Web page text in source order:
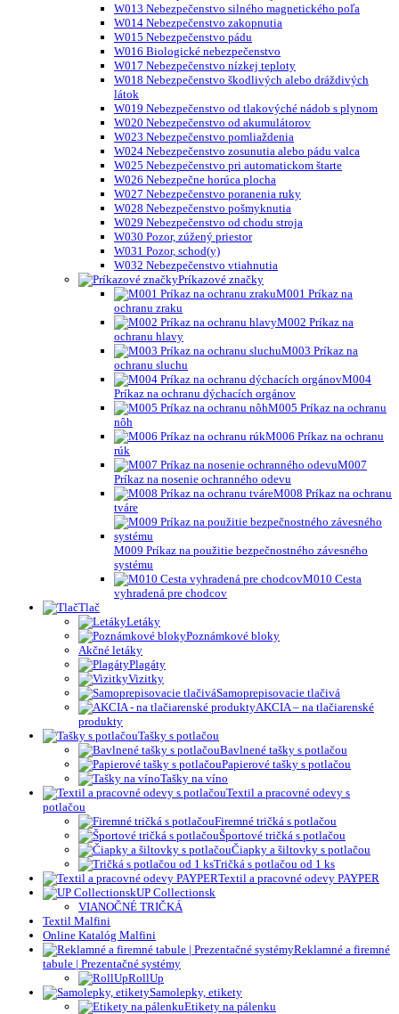
W013 Nebezpečenstvo silného magnetického poľa
W014 Nebezpečenstvo zakopnutia
W015 Nebezpečenstvo pádu
W016 Biologické nebezpečenstvo
W017 Nebezpečenstvo nízkej teploty
W018 Nebezpečenstvo škodlivých alebo dráždivých
látok
W019 Nebezpečenstvo od tlakovýché nádob s plynom
W020 Nebezpečenstvo od akumulátorov
W023 Nebezpečenstvo pomliaždenia
W024 Nebezpečenstvo zosunutia alebo pádu valca
W025 Nebezpečenstvo pri automatickom štarte
W026 Nebezpečne horúca plocha
W027 Nebezpečenstvo poranenia ruky
W028 Nebezpečenstvo pošmyknutia
W029 Nebezpečenstvo od chodu stroja
W030 Pozor, zúžený priestor
W031 Pozor, schod(y)
W032 Nebezpečenstvo vtiahnutia
Príkazové značky
M001 Príkaz na
ochranu zraku
M002 Príkaz na
ochranu hlavy
M003 Príkaz na
ochranu sluchu
M004
Príkaz na ochranu dýchacích orgánov
M005 Príkaz na ochranu
nôh
M006 Príkaz na ochranu
rúk
M007
Príkaz na nosenie ochranného odevu
M008 Príkaz na ochranu
tváre
M009 Príkaz na použitie bezpečnostného závesného
systému
M010 Cesta
vyhradená pre chodcov
Tlač
Letáky
Poznámkové bloky
Akčné letáky
Plagáty
Vizitky
Samoprepisovacie tlačivá
AKCIA – na tlačiarenské
produkty
Tašky s potlačou
Bavlnené tašky s potlačou
Papierové tašky s potlačou
Tašky na víno
Textil a pracovné odevy s
potlačou
Firemné tričká s potlačou
Športové tričká s potlačou
Čiapky a šiltovky s potlačou
Tričká s potlačou od 1 ks
Textil a pracovné odevy PAYPER
UP Collectionsk
VIANOČNÉ TRIČKÁ
Textil Malfini
Online Katalóg Malfini
Reklamné a firemné
tabule | Prezentačné systémy
RollUp
Samolepky, etikety
Etikety na pálenku